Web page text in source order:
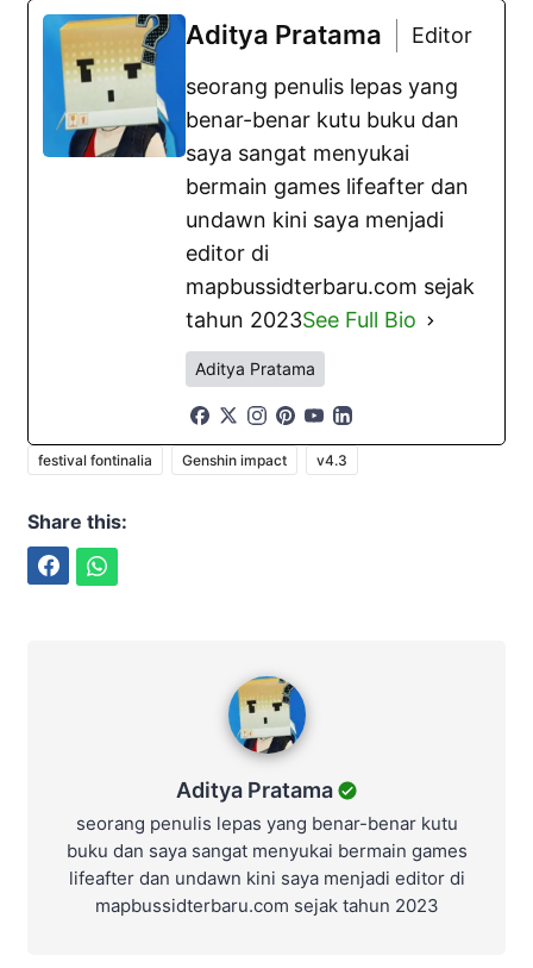
Aditya Pratama Editor
seorang penulis lepas yang
benar-benar kutu buku dan
saya sangat menyukai
bermain games lifeafter dan
undawn kini saya menjadi
editor di
mapbussidterbaru.com sejak
tahun 2023See Full Bio
Aditya Pratama
festival fontinalia Genshin impact v4.3
Share this:
Aditya Pratama
seorang penulis lepas yang benar-benar kutu
buku dan saya sangat menyukai bermain games
lifeafter dan undawn kini saya menjadi editor di
mapbussidterbaru.com sejak tahun 2023